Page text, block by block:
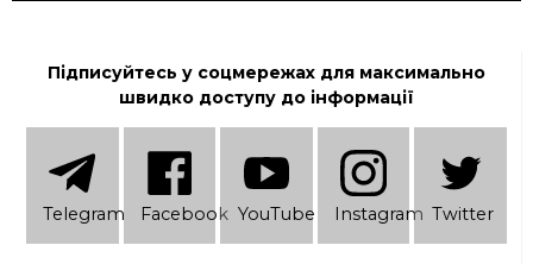
Підписуйтесь у соцмережах для максимально
швидко доступу до інформації
Telеgram Facebook YouTube Instagram Twitter